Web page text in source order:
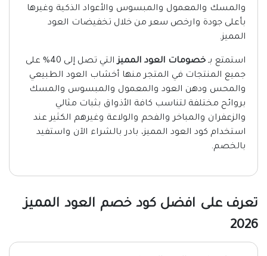
والمسك والمعمول والمبسوس والأعواد الذكية وغيرها
بأعلى جودة وارخص سعر من خلال تخفيضات العود
المميز.
استمتع بـ خصومات العود المميز
التي تصل إلى 40% على
جميع المنتجات في المتجر منها أخشاب العود الطبيعي
والمحس ودهن العود والمعمول والمبسوس والمسك
بروائح مختلفة لتناسب كافة الأذواق بثبات مثالي
والزعفران والمباخر والفحم والولاعة وغيرهم الكثير عند
استخدام كود العود المميز، بادر بالشراء الآن واستفيد
بالخصم.
تعرف على افضل كود خصم العود المميز
2026